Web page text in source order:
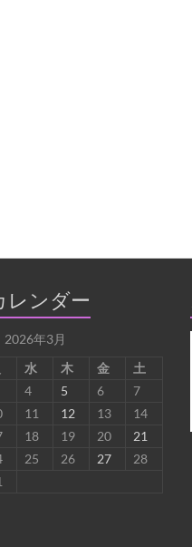
レンダー
2026年3月
水 木 金
土
4 5 6
7
11 12 13
14
18 19 20
21
25 26 27
28